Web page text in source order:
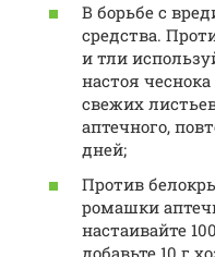
В борьбе с
средства.
и тли
настоя
свежих
аптечного,
дней;
Против
ромашки
настаивайте
добавьте 10 г